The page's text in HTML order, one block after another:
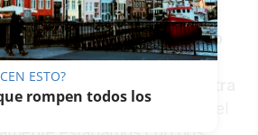
una configuración
por la presencia delrío
zona de actuación en dos
este incendio en otra
, que es la parte más allá del
ESTO?
rompen todos los